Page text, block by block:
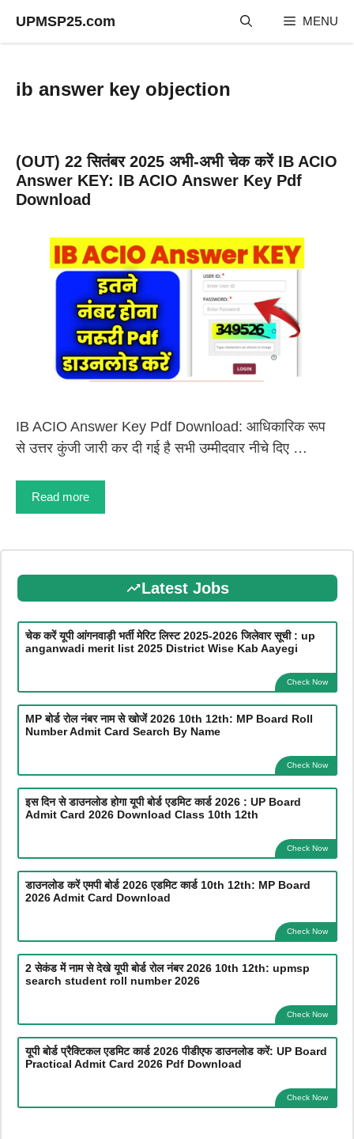
UPMSP25.com MENU
ib answer key objection
(OUT) 22 सितंबर 2025 अभी-अभी चेक करें IB ACIO
Answer KEY: IB ACIO Answer Key Pdf
Download
IB ACIO Answer Key Pdf Download: आधिकारिक रूप
से उत्तर कुंजी जारी कर दी गई है सभी उम्मीदवार नीचे दिए …
Read more
Latest Jobs
चेक करें यूपी आंगनवाड़ी भर्ती मेरिट लिस्ट 2025-2026 जिलेवार सूची : up
anganwadi merit list 2025 District Wise Kab Aayegi
Check Now
MP बोर्ड रोल नंबर नाम से खोजें 2026 10th 12th: MP Board Roll
Number Admit Card Search By Name
Check Now
इस दिन से डाउनलोड होगा यूपी बोर्ड एडमिट कार्ड 2026 : UP Board
Admit Card 2026 Download Class 10th 12th
Check Now
डाउनलोड करें एमपी बोर्ड 2026 एडमिट कार्ड 10th 12th: MP Board
2026 Admit Card Download
Check Now
2 सेकंड में नाम से देखे यूपी बोर्ड रोल नंबर 2026 10th 12th: upmsp
search student roll number 2026
Check Now
यूपी बोर्ड प्रैक्टिकल एडमिट कार्ड 2026 पीडीएफ डाउनलोड करें: UP Board
Practical Admit Card 2026 Pdf Download
Check Now